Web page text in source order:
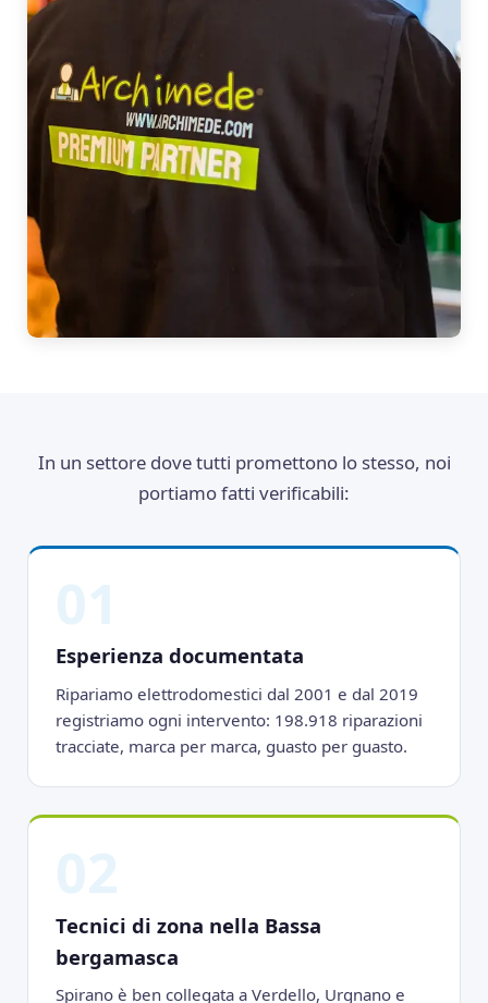
In un settore dove tutti promettono lo stesso, noi
portiamo fatti verificabili:
Esperienza documentata
Ripariamo elettrodomestici dal 2001 e dal 2019
registriamo ogni intervento: 198.918 riparazioni
tracciate, marca per marca, guasto per guasto.
Tecnici di zona nella Bassa
bergamasca
Spirano è ben collegata a Verdello, Urgnano e